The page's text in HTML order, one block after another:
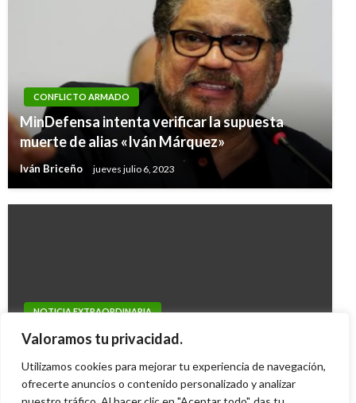
Valoramos tu privacidad.
Utilizamos cookies para mejorar tu experiencia de navegación,
ofrecerte anuncios o contenido personalizado y analizar
CONFLICTO ARMADO
MinDefensa intenta verificar la supuesta
muerte de alias «Iván Márquez»
Iván Briceño jueves julio 6, 2023
NOTICIA EXTRAORDINARIA
Procurador radica solicitud de nulidad contra
Carolina Urrego lunes septiembre 24, 2012